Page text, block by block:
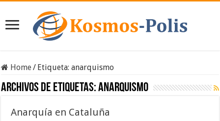
Home/ Etiqueta:anarquismo
Archivos de etiquetas:anarquismo
Anarquía en Cataluña